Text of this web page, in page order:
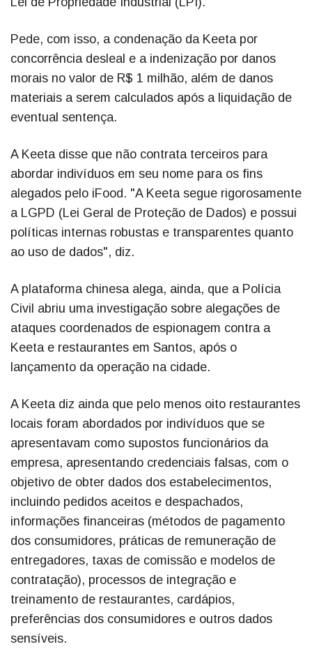
Pede, com isso, a condenação da Keeta por
concorrência desleal e a indenização por danos
morais no valor de R$ 1 milhão, além de danos
materiais a serem calculados após a liquidação de
eventual sentença.
A Keeta disse que não contrata terceiros para
abordar indivíduos em seu nome para os fins
alegados pelo iFood. "A Keeta segue rigorosamente
a LGPD (Lei Geral de Proteção de Dados) e possui
políticas internas robustas e transparentes quanto
ao uso de dados", diz.
A plataforma chinesa alega, ainda, que a Polícia
Civil abriu uma investigação sobre alegações de
ataques coordenados de espionagem contra a
Keeta e restaurantes em Santos, após o
lançamento da operação na cidade.
A Keeta diz ainda que pelo menos oito restaurantes
locais foram abordados por indivíduos que se
apresentavam como supostos funcionários da
empresa, apresentando credenciais falsas, com o
objetivo de obter dados dos estabelecimentos,
incluindo pedidos aceitos e despachados,
informações financeiras (métodos de pagamento
dos consumidores, práticas de remuneração de
entregadores, taxas de comissão e modelos de
contratação), processos de integração e
treinamento de restaurantes, cardápios,
preferências dos consumidores e outros dados
sensíveis.